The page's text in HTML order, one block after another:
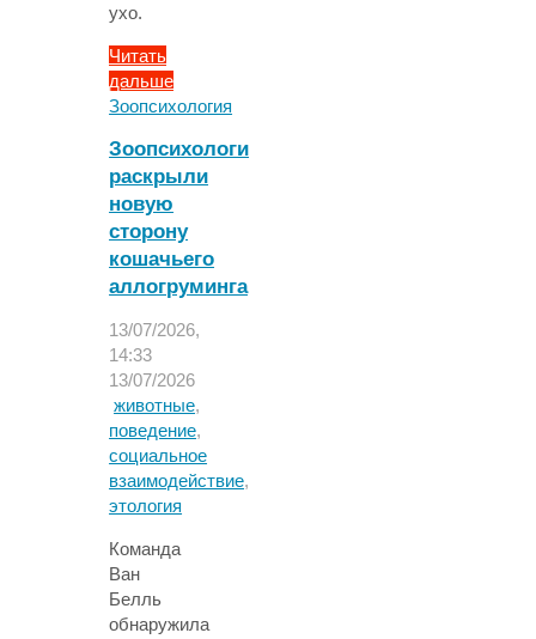
ухо.
Читать
дальше
"Ученые
как
слонам
удается
общаться
друг
с
через
вибрацию
почвы"
Зоопсихология
Зоопсихологи
раскрыли
новую
сторону
кошачьего
аллогруминга
13/07/2026,
14:33
13/07/2026
животные,
поведение,
социальное
взаимодействие,
этология
Команда
Ван
Белль
обнаружила